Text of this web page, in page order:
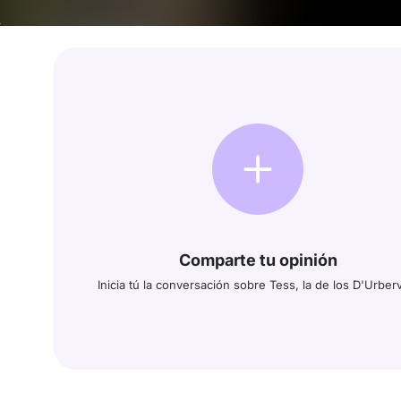
Comparte tu opinión
Inicia tú la conversación sobre Tess, la de los